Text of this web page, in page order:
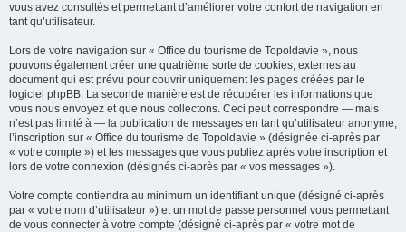
vous avez consultés et permettant d’améliorer votre confort de navigation en
tant qu’utilisateur.
Lors de votre navigation sur « Office du tourisme de Topoldavie », nous
pouvons également créer une quatrième sorte de cookies, externes au
document qui est prévu pour couvrir uniquement les pages créées par le
logiciel phpBB. La seconde manière est de récupérer les informations que
vous nous envoyez et que nous collectons. Ceci peut correspondre — mais
n’est pas limité à — la publication de messages en tant qu’utilisateur anonyme,
l’inscription sur « Office du tourisme de Topoldavie » (désignée ci-après par
« votre compte ») et les messages que vous publiez après votre inscription et
lors de votre connexion (désignés ci-après par « vos messages »).
Votre compte contiendra au minimum un identifiant unique (désigné ci-après
par « votre nom d’utilisateur ») et un mot de passe personnel vous permettant
de vous connecter à votre compte (désigné ci-après par « votre mot de